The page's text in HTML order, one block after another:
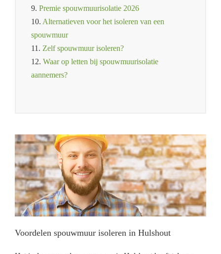
9. Premie spouwmuurisolatie 2026
10. Alternatieven voor het isoleren van een
spouwmuur
11. Zelf spouwmuur isoleren?
12. Waar op letten bij spouwmuurisolatie
aannemers?
Voordelen spouwmuur isoleren in Hulshout